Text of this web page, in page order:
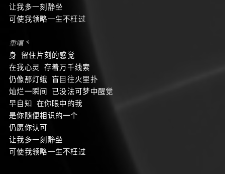
让我多一刻静坐
可使我领略一生不枉过
重唱 *
身 留住片刻的感觉
在我心灵 存着万千线索
仍像那灯蛾 盲目往火里扑
灿烂一瞬间 已没法可梦中醒觉
早自知 在你眼中的我
是你随便相识的一个
仍愿你认可
让我多一刻静坐
可使我领略一生不枉过